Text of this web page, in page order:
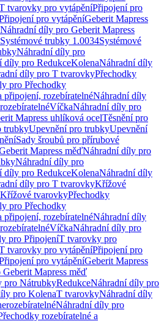
tvarovky pro vytápěníPřipojení pro
pro vytápěníGeberit Mapress
Náhradní díly pro Geberit Mapress
Systémové trubky 1.0034Systémové
Náhradní díly pro
díly pro RedukceKolenaNáhradní díly
díly pro T tvarovkyPřechodky
pro Přechodky
připojení, rozebíratelnéNáhradní díly
VíčkaNáhradní díly pro
Mapress uhlíková ocelTěsnění pro
trubkyUpevnění pro trubkyUpevnění
Sady šroubů pro přírubové
Mapress měďNáhradní díly pro
Náhradní díly pro
díly pro RedukceKolenaNáhradní díly
díly pro T tvarovkyKřížové
tvarovkyPřechodky
pro Přechodky
připojení, rozebíratelnéNáhradní díly
VíčkaNáhradní díly pro
pro PřipojeníT tvarovky pro
tvarovky pro vytápěníPřipojení pro
pro vytápěníGeberit Mapress
Mapress měď
pro NátrubkyRedukceNáhradní díly pro
pro KolenaT tvarovkyNáhradní díly
Náhradní díly pro
rozebíratelné a